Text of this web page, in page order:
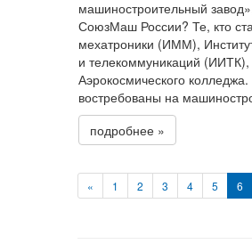
машиностроительный
СоюзМаш России? Те, кто
мехатроники (ИММ),
и телекоммуникаций
Аэрокосмического
востребованы на
подробнее »
« 1 2 3 4 5 6